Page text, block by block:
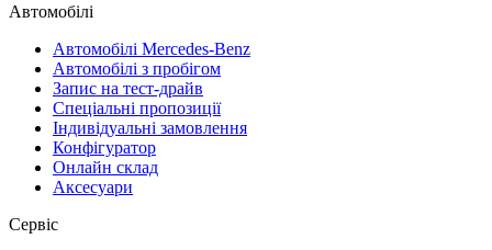
Автомобілі
Автомобілі Mercedes-Benz
Автомобілі з пробігом
Запис на тест-драйв
Спеціальні пропозиції
Індивідуальні замовлення
Конфігуратор
Онлайн склад
Аксесуари
Сервіс